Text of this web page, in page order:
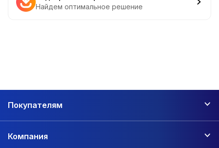
Найдем оптимальное решение
Покупателям
Компания